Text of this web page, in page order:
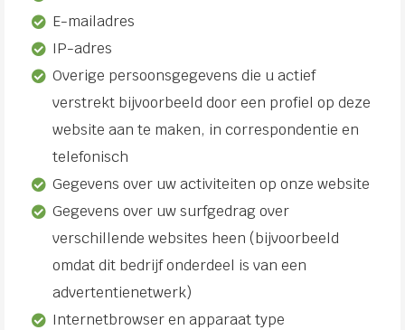
E-mailadres
IP-adres
Overige persoonsgegevens die u actief
verstrekt bijvoorbeeld door een profiel op deze
website aan te maken, in correspondentie en
telefonisch
Gegevens over uw activiteiten op onze website
Gegevens over uw surfgedrag over
verschillende websites heen (bijvoorbeeld
omdat dit bedrijf onderdeel is van een
advertentienetwerk)
Internetbrowser en apparaat type